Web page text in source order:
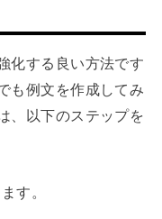
化する良い方法です
も例文を作成してみ
、以下のステップを
す。